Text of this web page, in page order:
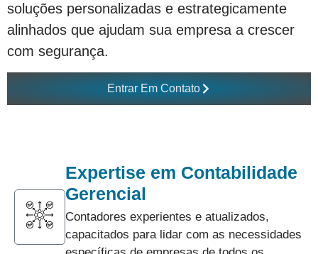
Expertise em Contabilidade
Gerencial
Contadores experientes e atualizados,
capacitados para lidar com as necessidades
soluções personalizadas e estrategicamente
alinhados que ajudam sua empresa a crescer
com segurança.
Entrar Em Contato